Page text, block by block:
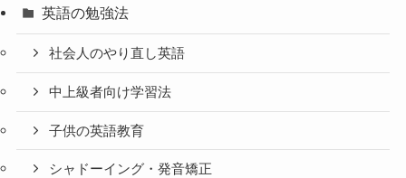
英語の勉強法
社会人のやり直し英語
中上級者向け学習法
子供の英語教育
シャドーイング・発音矯正